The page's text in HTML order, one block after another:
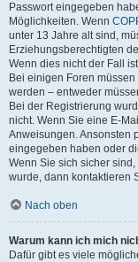
Passwort eingegeben
Möglichkeiten. Wenn
unter 13 Jahre alt sind,
Erziehungsberechtigten
Wenn dies nicht der Fall
Bei einigen Foren
werden – entweder
Bei der Registrierung
nicht. Wenn Sie eine E-
Anweisungen. Ansonsten
eingegeben haben oder
Wenn Sie sich sicher
wurde, dann kontaktieren
Nach oben
Warum kann ich mich
Dafür gibt es viele